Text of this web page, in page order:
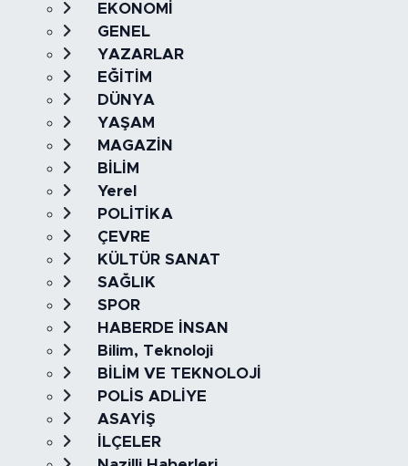
EKONOMİ
GENEL
YAZARLAR
EĞİTİM
DÜNYA
YAŞAM
MAGAZİN
BİLİM
Yerel
POLİTİKA
ÇEVRE
KÜLTÜR SANAT
SAĞLIK
SPOR
HABERDE İNSAN
Bilim, Teknoloji
BİLİM VE TEKNOLOJİ
POLİS ADLİYE
ASAYİŞ
İLÇELER